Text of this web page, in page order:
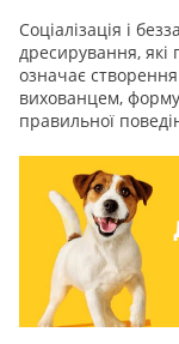
Соціалізація і
дресирування, які
означає створення
вихованцем,
правильної